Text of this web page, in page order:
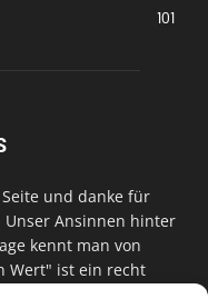
101
und danke für
Unser Ansinnen hinter
kennt man von
Wert" ist ein recht